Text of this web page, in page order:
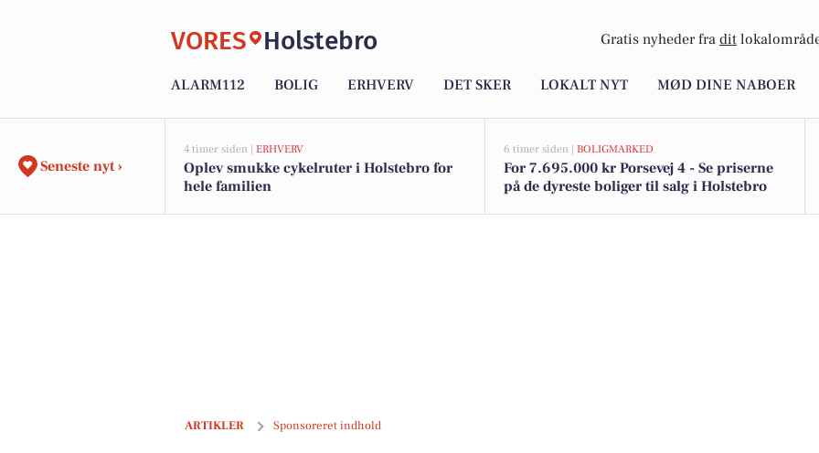
VORES Holstebro Gratis nyheder fra dit
ALARM112 BOLIG ERHVERV DET SKER LOKALT NYT MØD DINE NABOER
Seneste nyt ›
4 timer siden | ERHVERV
Oplev smukke cykelruter i Holstebro for
hele familien
6 timer siden | BOLIGMARKED
For 7.695.000 kr Porsevej 4 - Se priserne
på de dyreste boliger til salg i Holstebro
ARTIKLER Sponsoreret indhold
Forbrugslån i hverdagen sådan skaber du overblik over muligheder og omkostninger